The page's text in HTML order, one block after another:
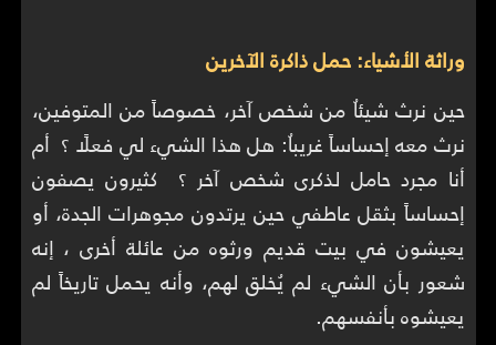
وراثة الأشياء: حمل ذاكرة الآخرين
حين نرث شيئاُ من شخص آخر، خصوصاً من المتوفين،
نرث معه إحساساً غريباُ: هل هذا الشيء لي فعلًا ؟ أم
أنا مجرد حامل لذكرى شخص آخر ؟ كثيرون يصفون
إحساساً بثقل عاطفي حين يرتدون مجوهرات الجدة، أو
يعيشون في بيت قديم ورثوه من عائلة أخرى ، إنه
شعور بأن الشيء لم يُخلق لهم، وأنه يحمل تاريخاً لم
يعيشوه بأنفسهم.